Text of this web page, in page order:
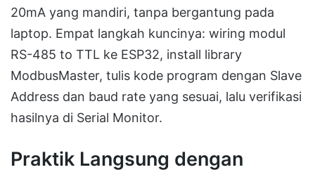
20mA yang mandiri, tanpa bergantung pada
laptop. Empat langkah kuncinya: wiring modul
RS-485 to TTL ke ESP32, install library
ModbusMaster, tulis kode program dengan Slave
Address dan baud rate yang sesuai, lalu verifikasi
hasilnya di Serial Monitor.
Praktik Langsung dengan